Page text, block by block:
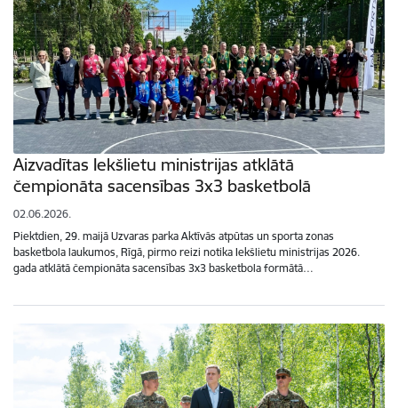
Aizvadītas Iekšlietu ministrijas atklātā
čempionāta sacensības 3x3 basketbolā
02.06.2026.
Piektdien, 29. maijā Uzvaras parka Aktīvās atpūtas un sporta zonas
basketbola laukumos, Rīgā, pirmo reizi notika Iekšlietu ministrijas 2026.
gada atklātā čempionāta sacensības 3x3 basketbola formātā…